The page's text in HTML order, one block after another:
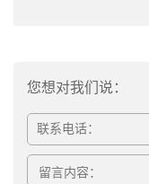
您想对我们说：